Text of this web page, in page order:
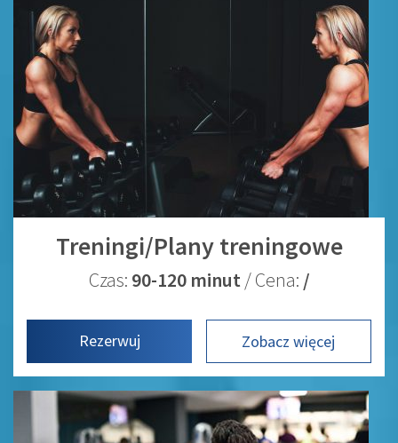
Treningi/Plany treningowe
Czas: 90-120 minut/ Cena: /
Rezerwuj Zobacz więcej